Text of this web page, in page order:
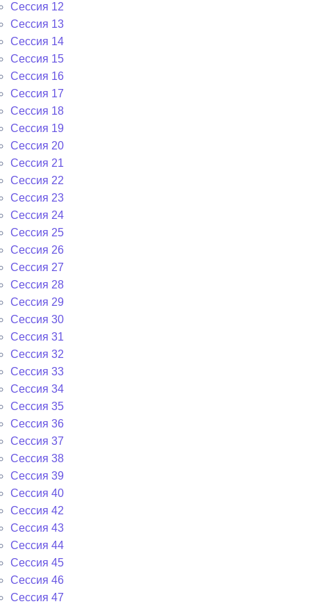
Сессия 12
Сессия 13
Сессия 14
Сессия 15
Сессия 16
Сессия 17
Сессия 18
Сессия 19
Сессия 20
Сессия 21
Сессия 22
Сессия 23
Сессия 24
Сессия 25
Сессия 26
Сессия 27
Сессия 28
Сессия 29
Сессия 30
Сессия 31
Сессия 32
Сессия 33
Сессия 34
Сессия 35
Сессия 36
Сессия 37
Сессия 38
Сессия 39
Сессия 40
Сессия 42
Сессия 43
Сессия 44
Сессия 45
Сессия 46
Сессия 47